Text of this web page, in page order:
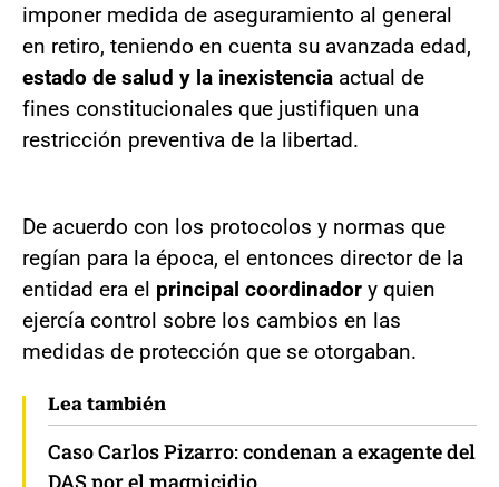
imponer medida de aseguramiento al general
en retiro, teniendo en cuenta su avanzada edad,
estado de salud y la inexistencia actual de
fines constitucionales que justifiquen una
restricción preventiva de la libertad.
De acuerdo con los protocolos y normas que
regían para la época, el entonces director de la
entidad era el principal coordinador y quien
ejercía control sobre los cambios en las
medidas de protección que se otorgaban.
Lea también
Caso Carlos Pizarro: condenan a exagente del
DAS por el magnicidio